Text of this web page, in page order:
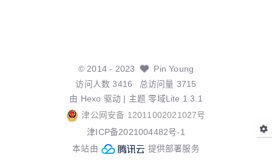
©2014- 2023
Pin Young
访问人数3416 总访问量 3715
由 Hexo 驱动 | 主题零域Lite 1.3.1
津公网安备 12011002021027号
津ICP备2021004482号-1
本站由
提供部署服务